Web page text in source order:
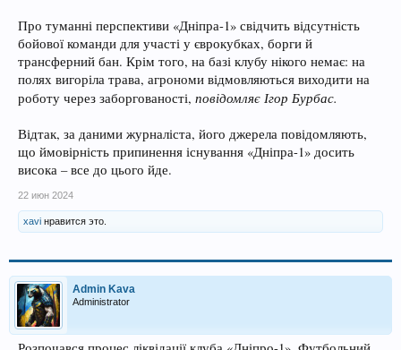
Про туманні перспективи «Дніпра-1» свідчить відсутність
бойової команди для участі у єврокубках, борги й
трансферний бан. Крім того, на базі клубу нікого немає: на
полях вигоріла трава, агрономи відмовляються виходити на
роботу через заборгованості, повідомляє Ігор Бурбас.
Відтак, за даними журналіста, його джерела повідомляють,
що ймовірність припинення існування «Дніпра-1» досить
висока – все до цього йде.
22 июн 2024
xavi нравится это.
Admin Kava
Administrator